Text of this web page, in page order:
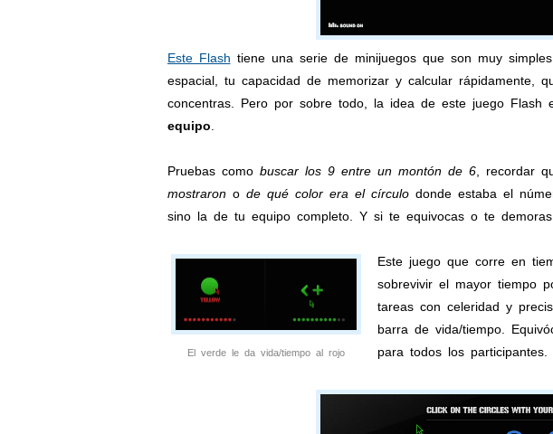
Este Flash tiene una serie de minijuegos que son muy
espacial, tu capacidad de memorizar y calcular rápidamente,
concentras. Pero por sobre todo, la idea de este juego Flash
equipo
Pruebas como buscar los 9 entre un montón de 6, recordar
mostrarono de qué color era el círculodonde estaba el
sino la de tu equipo completo. Y si te equivocas o te
El verde le da vida/tiempo al rojo
Este juego que corre en
sobrevivir el mayor tiempo
tareas con celeridad y
barra de vida/tiempo.
para todos los participantes.